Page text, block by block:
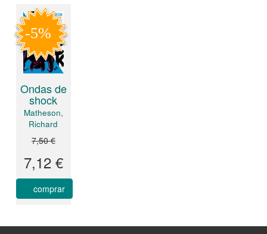
Ondas de
shock
Matheson,
Richard
7,50 €
7,12 €
comprar